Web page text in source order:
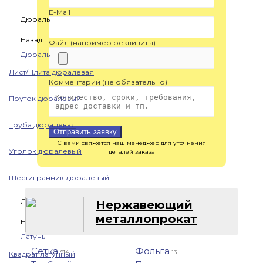
Дюраль
Назад
Дюраль
Лист/Плита дюралевая
Пруток дюралевый
Труба дюралевая
Уголок дюралевый
Шестигранник дюралевый
Латунь
Назад
Латунь
Квадрат латунный
E-Mail
Файл (например реквизиты)
Комментарий (не обязательно)
Отправить заявку
С вами свяжется наш менеджер для уточнения
деталей заказа
Нержавеющий
металлопрокат
Сетка914 Фольга13